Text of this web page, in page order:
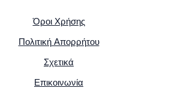
Όροι Χρήσης
Πολιτική Απορρήτου
Σχετικά
Επικοινωνία